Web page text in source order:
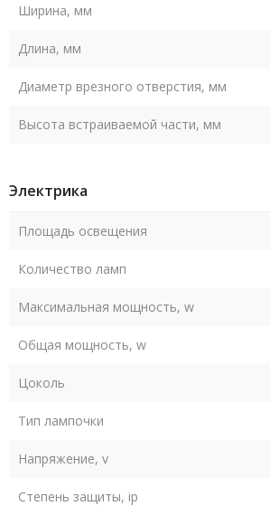
Ширина, мм
Длина, мм
Диаметр врезного отверстия, мм
Высота встраиваемой части, мм
Электрика
Площадь освещения
Количество ламп
Максимальная мощность, w
Общая мощность, w
Цоколь
Тип лампочки
Напряжение, v
Степень защиты, ip